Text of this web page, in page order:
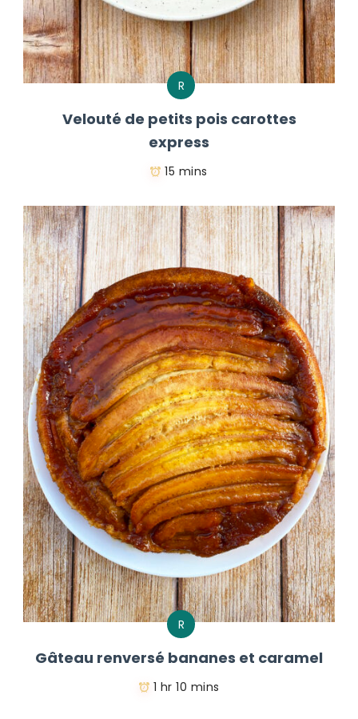
R
Velouté de petits pois carottes
express
15 mins
R
Gâteau renversé bananes et caramel
1 hr 10 mins